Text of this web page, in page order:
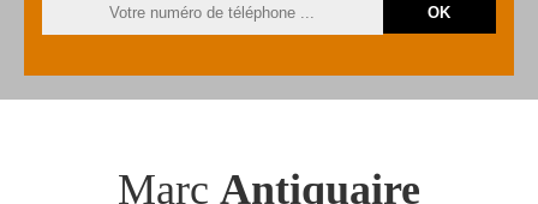
Marc Antiquaire